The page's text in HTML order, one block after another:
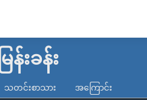
းခန်း
သတင်းစာသား အကြောင်း